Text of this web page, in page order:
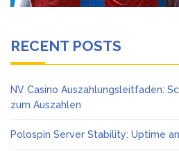
RECENT POSTS
NV Casino Auszahlungsleitfaden:
zum Auszahlen
Polospin Server Stability: Uptime